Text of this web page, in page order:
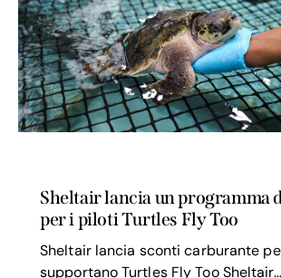
Sheltair lancia un programma
per i piloti Turtles Fly Too
Sheltair lancia sconti carburante
supportano Turtles Fly Too Sheltair…